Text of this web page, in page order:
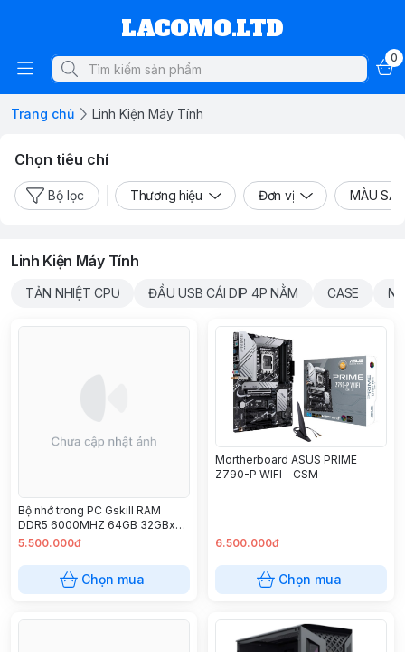
LACOMO.LTD
0
Trang chủ Linh Kiện Máy Tính
Chọn tiêu chí
Bộ lọc Thương hiệu Đơn vị MÀU
Linh Kiện Máy Tính
TẢN NHIỆT CPU ĐẦU USB CÁI DIP 4P NẰM CASE
Bộ nhớ trong PC Gskill RAM
DDR5 6000MHZ 64GB 32GBx2
Trident Z5 RGB
5.500.000đ
Chọn mua
Mortherboard ASUS PRIME
Z790-P WIFI - CSM
6.500.000đ
Chọn mua